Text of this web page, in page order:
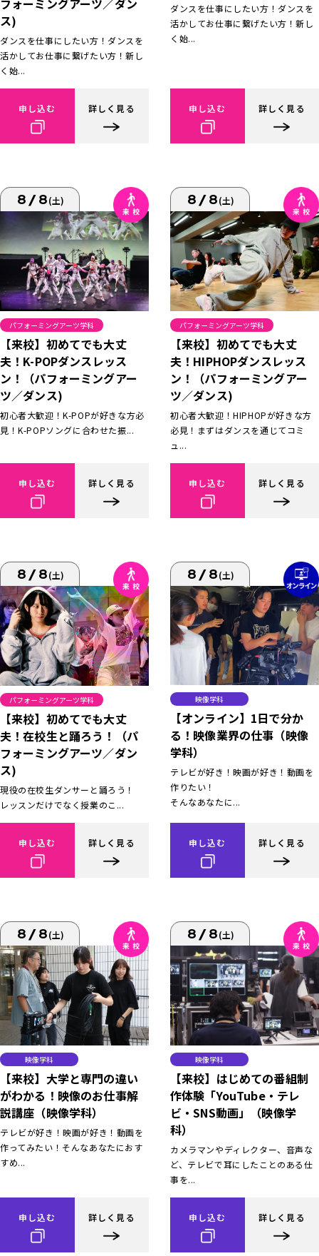
フォーミングアーツ／ダン
ス)
ダンスを仕事にしたい方！ダンスを
活かしてお仕事に繋げたい方！新し
く始...
申し込む 詳しく見る
ダンスを仕事にしたい方！ダンスを
活かしてお仕事に繋げたい方！新し
く始...
申し込む 詳しく見る
8/8(土)
パフォーミングアーツ学科
【来校】初めてでも大丈
夫！K-POPダンスレッス
ン！（パフォーミングアー
ツ／ダンス)
初心者大歓迎！K-POPが好きな方必
見！K-POPソングに合わせた振...
申し込む 詳しく見る
8/8(土)
パフォーミングアーツ学科
【来校】初めてでも大丈
夫！HIPHOPダンスレッス
ン！（パフォーミングアー
ツ／ダンス)
初心者大歓迎！HIPHOPが好きな方
必見！まずはダンスを通じてコミ
ュ...
申し込む 詳しく見る
8/8(土)
パフォーミングアーツ学科
【来校】初めてでも大丈
夫！在校生と踊ろう！（パ
フォーミングアーツ／ダン
ス)
現役の在校生ダンサーと踊ろう！
レッスンだけでなく授業のこ...
申し込む 詳しく見る
8/8(土)
映像学科
【オンライン】1日で分か
る！映像業界の仕事（映像
学科）
テレビが好き！映画が好き！動画を
作りたい！
そんなあなたに...
申し込む 詳しく見る
8/8(土)
映像学科
【来校】大学と専門の違い
がわかる！映像のお仕事解
説講座（映像学科）
テレビが好き！映画が好き！動画を
作ってみたい！そんなあなたにおす
すめ...
申し込む 詳しく見る
8/8(土)
映像学科
【来校】はじめての番組制
作体験「YouTube・テレ
ビ・SNS動画」（映像学
科）
カメラマンやディレクター、音声な
ど、テレビで耳にしたことのある仕
事を...
申し込む 詳しく見る